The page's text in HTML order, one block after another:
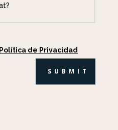
Política de Privacidad
SUBMIT